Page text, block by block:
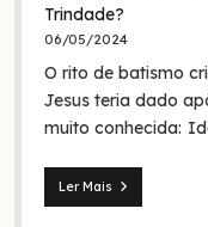
Trindade?
06/05/2024
O rito de batismo
Jesus teria dado
muito conhecida:
Ler Mais
Mateus